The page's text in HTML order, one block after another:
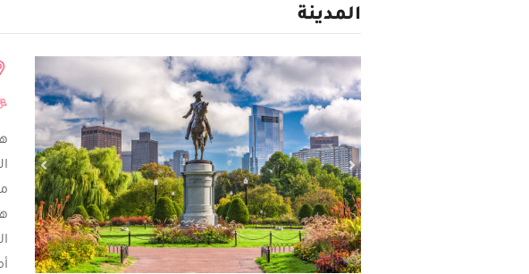
المدينة